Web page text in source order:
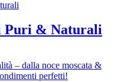
Puri & Naturali
– dalla noce moscata &
perfetti!